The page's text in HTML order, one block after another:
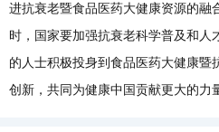
进抗衰老暨食品医药大健康资源的融
时，国家要加强抗衰老科学普及和人
的人士积极投身到食品医药大健康暨
创新，共同为健康中国贡献更大的力